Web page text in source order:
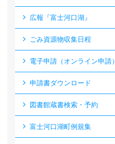
広報『富士河口湖』
ごみ資源物収集日程
電子申請（オンライン申請）
申請書ダウンロード
図書館蔵書検索・予約
富士河口湖町例規集